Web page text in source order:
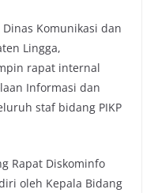
Dinas Komunikasi dan
Lingga,
rapat internal
Informasi dan
staf bidang PIKP
Rapat Diskominfo
oleh Kepala Bidang